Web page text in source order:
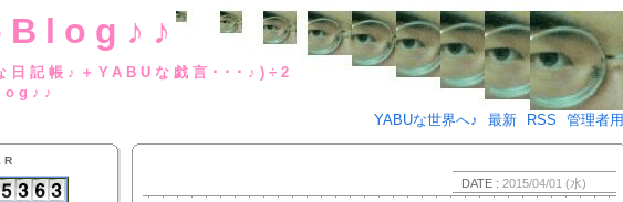
Blog♪♪
な日記帳♪＋YABUな戯言･･･♪)÷2
YABUな世界へ♪
最新 RSS 管理者用
DATE : 2015/04/01 (水)